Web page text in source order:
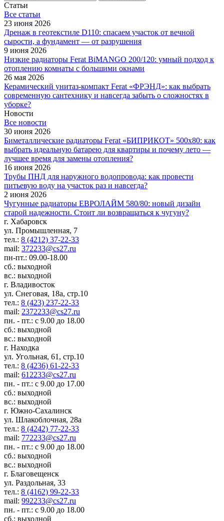
Статьи
Все cтатьи
23 июня 2026
Дренаж в геотекстиле D110: спасаем участок от вечной
сырости, а фундамент — от разрушения
9 июня 2026
Низкие радиаторы Ferat BiMANGO 200/120: умный подход к
отоплению комнаты с большими окнами
26 мая 2026
Керамический унитаз-компакт Ferat «ФРЭНД»: как выбрать
современную сантехнику и навсегда забыть о сложностях в
уборке?
Новости
Все новости
30 июня 2026
Биметаллические радиаторы Ferat «БИПРИКОТ» 500x80: как
выбрать идеальную батарею для квартиры и почему лето —
лучшее время для замены отопления?
16 июня 2026
Трубы ПНД для наружного водопровода: как провести
питьевую воду на участок раз и навсегда?
2 июня 2026
Чугунные радиаторы ЕВРОЛАЙМ 580/80: новый дизайн
старой надежности. Стоит ли возвращаться к чугуну?
г. Хабаровск
ул. Промышленная, 7
тел.: 8 (4212) 37-22-33
mail: 372233@cs27.ru
пн-пт.: 09.00-18.00
сб.: выходной
вс.: выходной
г. Владивосток
ул. Снеговая, 18а, стр.10
тел.: 8 (423) 237-22-33
mail: 2372233@cs27.ru
пн. - пт.: с 9.00 до 18.00
сб.: выходной
вс.: выходной
г. Находка
ул. Угольная, 61, стр.10
тел.: 8 (4236) 61-22-33
mail: 612233@cs27.ru
пн. - пт.: с 9.00 до 17.00
сб.: выходной
вс.: выходной
г. Южно-Сахалинск
ул. Шлакоблочная, 28а
тел.: 8 (4242) 77-22-33
mail: 772233@cs27.ru
пн. - пт.: с 9.00 до 18.00
сб.: выходной
вс.: выходной
г. Благовещенск
ул. Раздольная, 33
тел.: 8 (4162) 99-22-33
mail: 992233@cs27.ru
пн. - пт.: с 9.00 до 18.00
сб.: выходной